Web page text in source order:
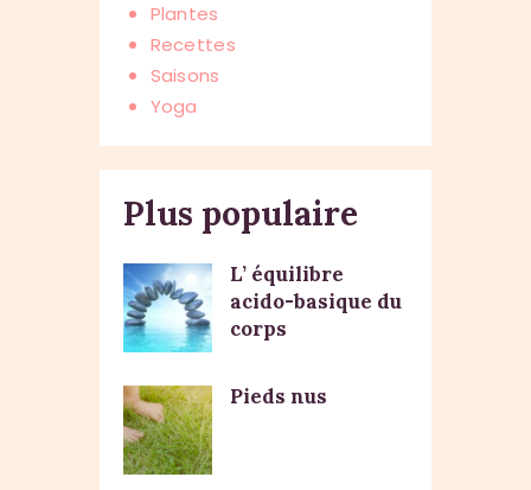
Plantes
Recettes
Saisons
Yoga
Plus populaire
L’ équilibre
acido-basique du
corps
Pieds nus